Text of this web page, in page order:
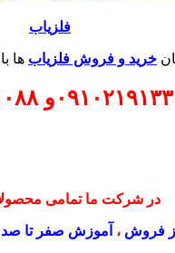
فلزیاب
خرید و فروش فلزیاب ها
و
در شرکت ما تمامی
فروش ، آموزش صفر تا